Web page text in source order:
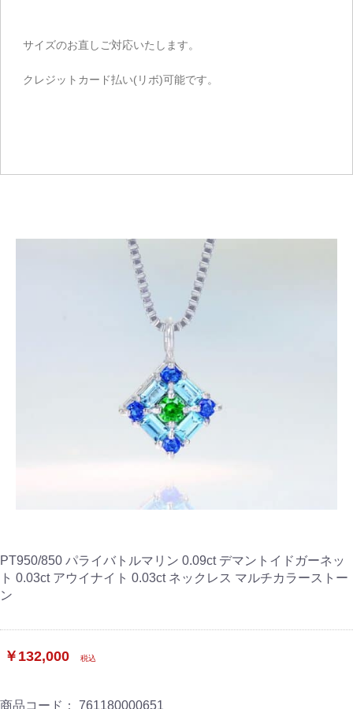
サイズのお直しご対応いたします。
クレジットカード払い(リボ)可能です。
PT950/850 パライバトルマリン 0.09ct デマントイドガーネッ
ト 0.03ct アウイナイト 0.03ct ネックレス マルチカラーストー
ン
￥132,000 税込
商品コード： 761180000651